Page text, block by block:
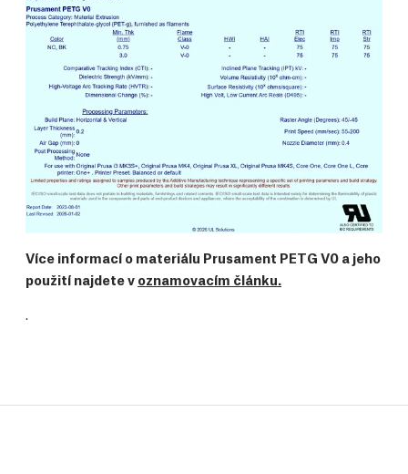
Více informací o materiálu Prusament PETG V0 a jeho
použití najdete v oznamovacím článku.
.